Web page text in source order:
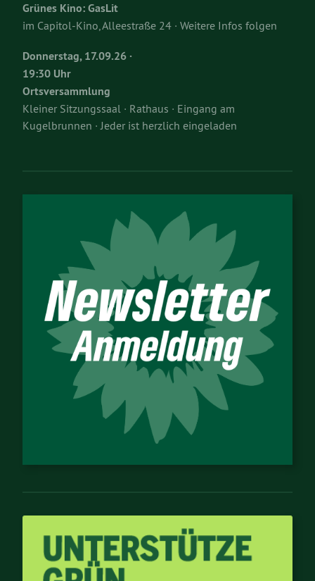
Grünes Kino: GasLit
im Capitol-Kino, Alleestraße 24 · Weitere Infos folgen
Donnerstag, 17.09.26 ·
19:30 Uhr
Ortsversammlung
Kleiner Sitzungssaal · Rathaus · Eingang am
Kugelbrunnen · Jeder ist herzlich eingeladen